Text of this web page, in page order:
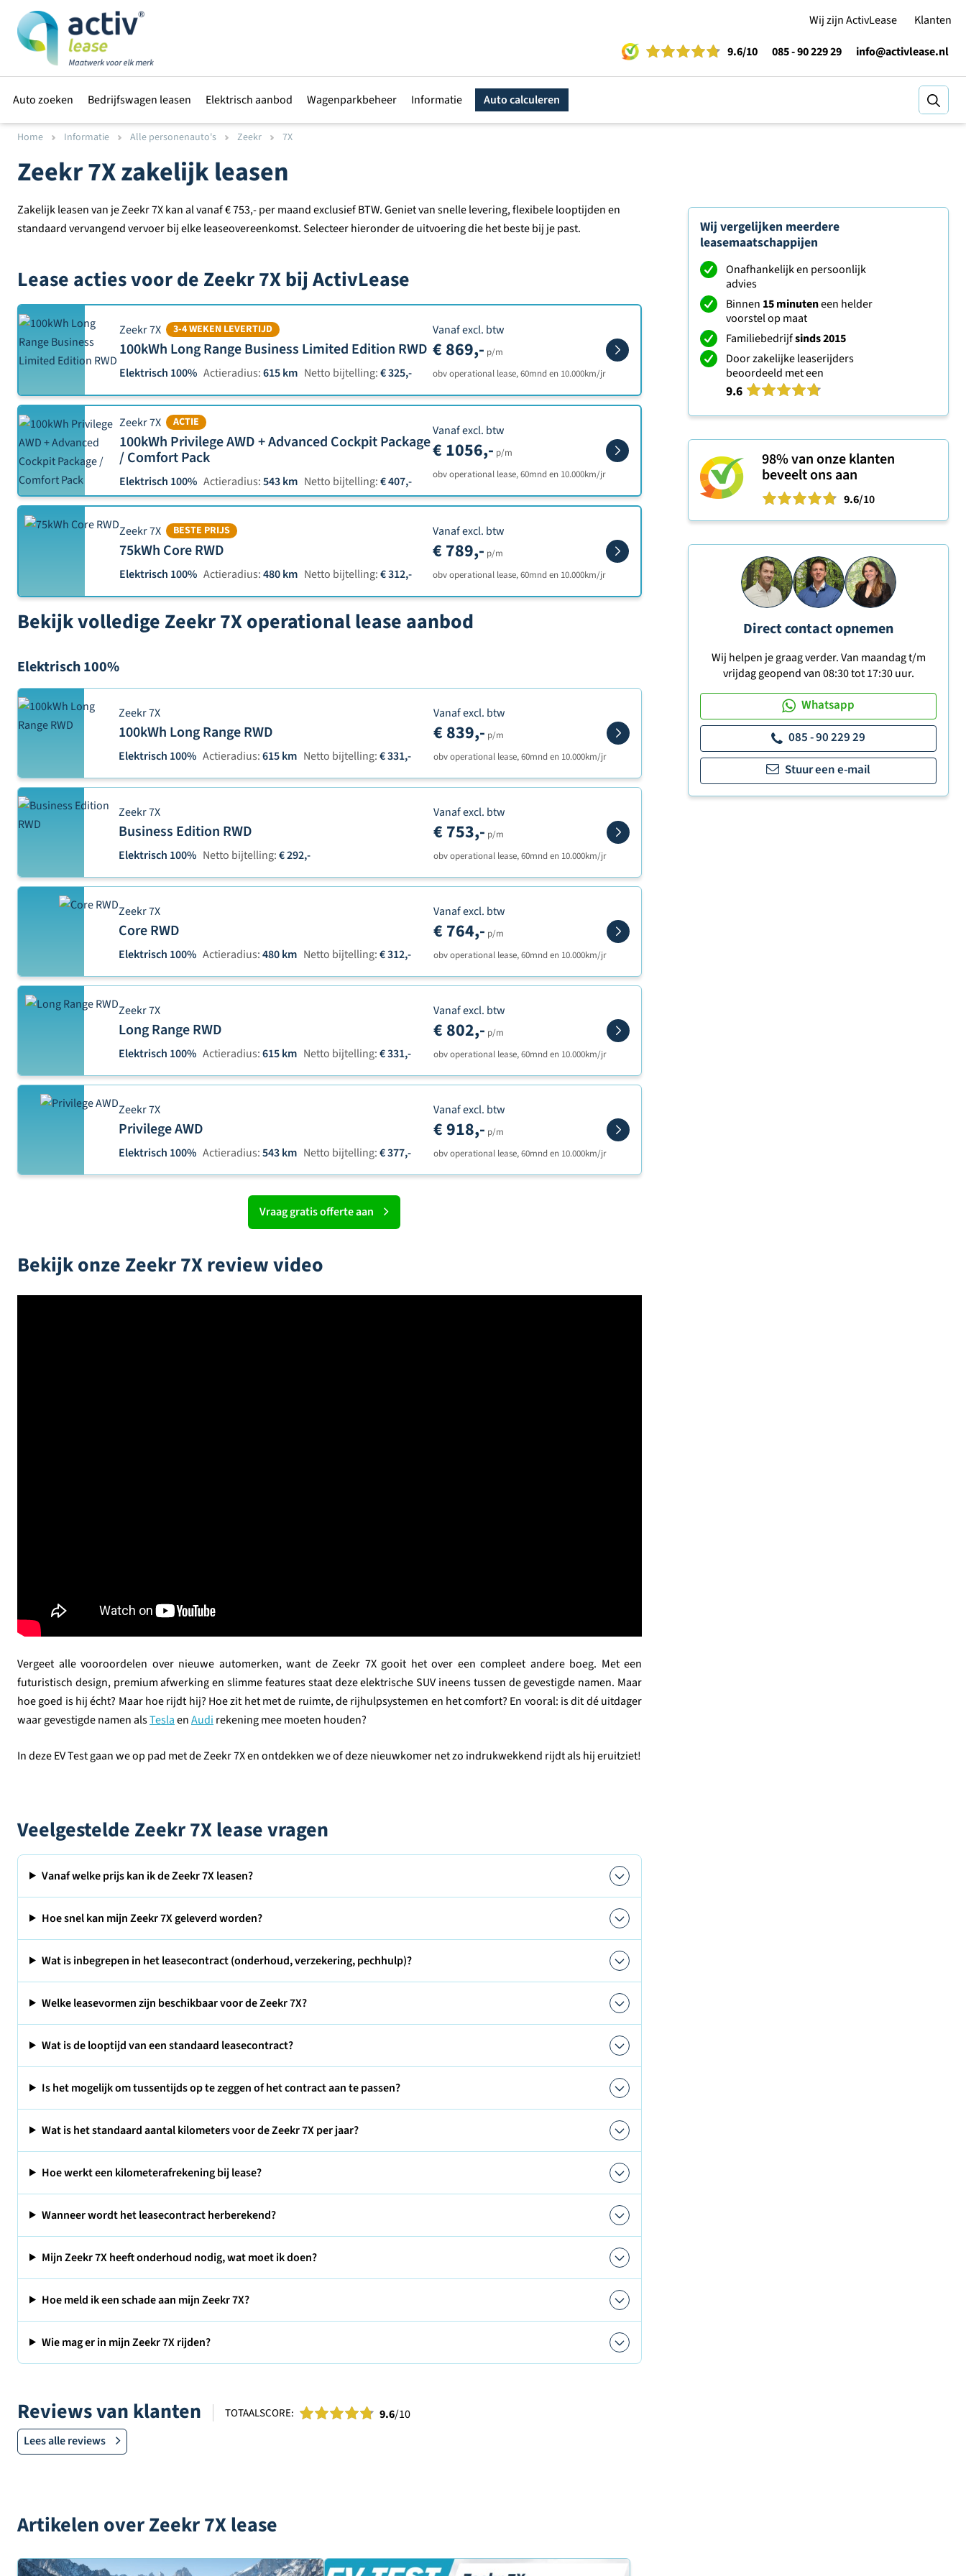
Wij zijn ActivLease
Klanten
9.6/10 085 - 90 229 29 info@activlease.nl
Auto zoeken Bedrijfswagen leasen Elektrisch aanbod Wagenparkbeheer Informatie Auto calculeren
Home Informatie Alle personenauto's Zeekr 7X
Zeekr 7X zakelijk leasen
Zakelijk leasen van je Zeekr 7X kan al vanaf € 753,- per maand exclusief BTW. Geniet van snelle levering, flexibele looptijden en
standaard vervangend vervoer bij elke leaseovereenkomst. Selecteer hieronder de uitvoering die het beste bij je past.
Lease acties voor de Zeekr 7X bij ActivLease
Zeekr 7X 3-4 WEKEN LEVERTIJD
100kWh Long Range Business Limited Edition RWD
Elektrisch 100% Actieradius:615 km Netto bijtelling:€ 325,-
Vanaf excl. btw
€ 869,- p/m
obv operational lease, 60mnd en 10.000km/jr
Zeekr 7X ACTIE
100kWh Privilege AWD + Advanced Cockpit Package
/ Comfort Pack
Elektrisch 100% Actieradius:543 km Netto bijtelling:€ 407,-
Vanaf excl. btw
€ 1056,- p/m
obv operational lease, 60mnd en 10.000km/jr
Zeekr 7X BESTE PRIJS
75kWh Core RWD
Elektrisch 100% Actieradius:480 km Netto bijtelling:€ 312,-
Vanaf excl. btw
€ 789,- p/m
obv operational lease, 60mnd en 10.000km/jr
Bekijk volledige Zeekr 7X operational lease aanbod
Elektrisch 100%
Zeekr 7X
100kWh Long Range RWD
Elektrisch 100% Actieradius:615 km Netto bijtelling:€ 331,-
Vanaf excl. btw
€ 839,- p/m
obv operational lease, 60mnd en 10.000km/jr
Zeekr 7X
Business Edition RWD
Elektrisch 100% Netto bijtelling:€ 292,-
Vanaf excl. btw
€ 753,- p/m
obv operational lease, 60mnd en 10.000km/jr
Zeekr 7X
Core RWD
Elektrisch 100% Actieradius:480 km Netto bijtelling:€ 312,-
Vanaf excl. btw
€ 764,- p/m
obv operational lease, 60mnd en 10.000km/jr
Zeekr 7X
Long Range RWD
Elektrisch 100% Actieradius:615 km Netto bijtelling:€ 331,-
Vanaf excl. btw
€ 802,- p/m
obv operational lease, 60mnd en 10.000km/jr
Zeekr 7X
Privilege AWD
Elektrisch 100% Actieradius:543 km Netto bijtelling:€ 377,-
Vanaf excl. btw
€ 918,- p/m
obv operational lease, 60mnd en 10.000km/jr
Vraag gratis offerte aan
Bekijk onze Zeekr 7X review video
Vergeet alle vooroordelen over nieuwe automerken, want de Zeekr 7X gooit het over een compleet andere boeg. Met een
futuristisch design, premium afwerking en slimme features staat deze elektrische SUV ineens tussen de gevestigde namen. Maar
hoe goed is hij écht? Maar hoe rijdt hij? Hoe zit het met de ruimte, de rijhulpsystemen en het comfort? En vooral: is dit dé uitdager
waar gevestigde namen alsTeslaenAudi rekening mee moeten houden?
In deze EV Test gaan we op pad met de Zeekr 7X en ontdekken we of deze nieuwkomer net zo indrukwekkend rijdt als hij eruitziet!
Veelgestelde Zeekr 7X lease vragen
Vanaf welke prijs kan ik de Zeekr 7X leasen?
Hoe snel kan mijn Zeekr 7X geleverd worden?
Wat is inbegrepen in het leasecontract (onderhoud, verzekering, pechhulp)?
Welke leasevormen zijn beschikbaar voor de Zeekr 7X?
Wat is de looptijd van een standaard leasecontract?
Is het mogelijk om tussentijds op te zeggen of het contract aan te passen?
Wat is het standaard aantal kilometers voor de Zeekr 7X per jaar?
Hoe werkt een kilometerafrekening bij lease?
Wanneer wordt het leasecontract herberekend?
Mijn Zeekr 7X heeft onderhoud nodig, wat moet ik doen?
Hoe meld ik een schade aan mijn Zeekr 7X?
Wie mag er in mijn Zeekr 7X rijden?
Reviews van klanten TOTAALSCORE: 9.6/10
Lees alle reviews
Artikelen over Zeekr 7X lease
Wij vergelijken meerdere
leasemaatschappijen
Onafhankelijk en persoonlijk
advies
Binnen 15 minuteneen helder
voorstel op maat
Familiebedrijfsinds 2015
Door zakelijke leaserijders
beoordeeld met een
9.6
98%van onze klanten
beveelt ons aan
9.6/10
Direct contact opnemen
Wij helpen je graag verder. Van maandag t/m
vrijdag geopend van 08:30 tot 17:30 uur.
Whatsapp
085 - 90 229 29
Stuur een e-mail